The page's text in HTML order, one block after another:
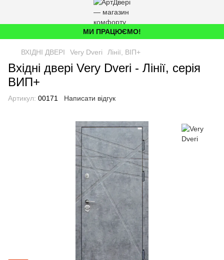
МИ ПРАЦЮЄМО!
ВХІДНІ ДВЕРІ Very Dveri Лінії, ВІП+
Вхідні двері Very Dveri - Лінії, серія
ВИП+
Артикул: 00171 Написати відгук